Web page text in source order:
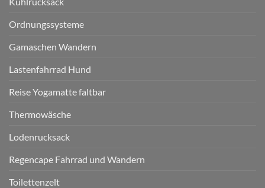
Ordnungssysteme
Gamaschen Wandern
Lastenfahrrad Hund
Reise Yogamatte faltbar
Thermowäsche
Lodenrucksack
Regencape Fahrrad und Wandern
Toilettenzelt